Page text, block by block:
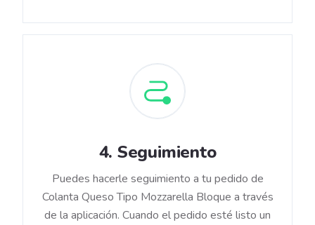
4. Seguimiento
Puedes hacerle seguimiento a tu pedido de
Colanta Queso Tipo Mozzarella Bloque a través
de la aplicación. Cuando el pedido esté listo un